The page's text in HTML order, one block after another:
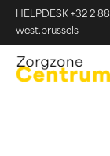
HELPDESK +32 2
west.brussels